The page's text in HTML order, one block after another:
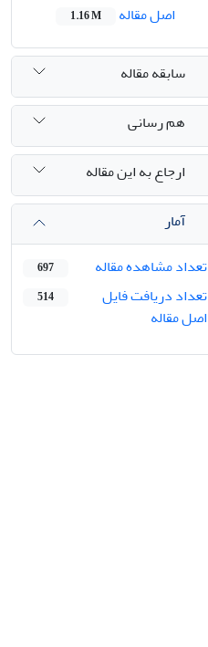
اصل مقاله
1.16 M
سابقه مقاله
هم رسانی
ارجاع به این مقاله
آمار
تعداد مشاهده مقاله
697
تعداد دریافت فایل
اصل مقاله
514